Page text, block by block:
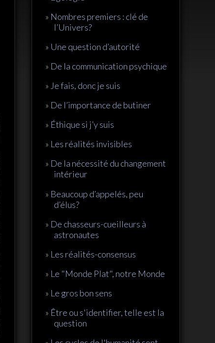
Nombres premiers : clé de
l’Univers?
Une question d’autorité
De la communication psychique
Je fais, donc je suis
De l’importance de butiner
Éthique si j’y suis
Les réalités invisibles
De la nécessité du changement
intérieur
Beaucoup d’appelés, peu
d’élus?
De chasseurs-cueilleurs à
astronautes
Les réalités-consensus
Le "Monde Plat", notre Monde
Le gros bon sens
Être ou s'identifier, telle est la
question